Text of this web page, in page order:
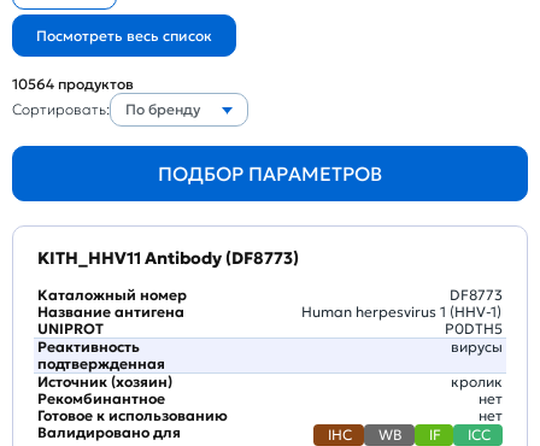
10564 продуктов
Сортировать:
По бренду
KITH_HHV11 Antibody (DF8773)
Каталожный номер
DF8773
Название антигена
Human herpesvirus 1 (HHV-1)
UNIPROT
P0DTH5
Реактивность
подтвержденная
вирусы
Источник (хозяин)
кролик
Рекомбинантное
нет
Готовое к использованию
нет
Валидировано для
IHC WB IF ICC
ПОДБОР ПАРАМЕТРОВ